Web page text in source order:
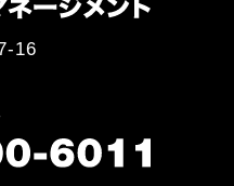
16